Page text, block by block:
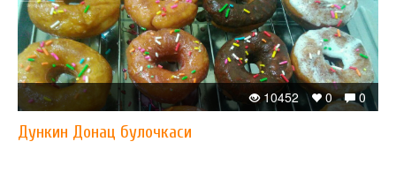
0
0
10452
Дункин Донац булочкаси